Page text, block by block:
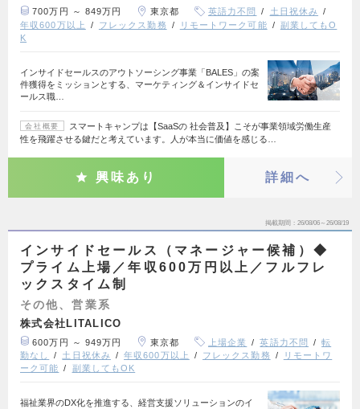
700万円 ～ 849万円 東京都 英語力不問
土日祝休み
年収600万以上
フレックス勤務 リモートワーク可能
副業してもO
K
インサイドセールスのアウトソーシング事業「BALES」の案
件獲得をミッションとする、マーケティング＆インサイドセ
ールス職…
会社概要
スマートキャンプは【SaaSの 社会普及】こそが事業領域労働生産
性を飛躍させる鍵だと考えています。人が本当に価値を感じる…
興味あり 詳細へ
掲載期間 26/08/06～26/08/19
インサイドセールス（マネージャー候補）◆
プライム上場／年収600万円以上／フルフレ
ックスタイム制
その他、営業系
株式会社LITALICO
600万円 ～ 949万円 東京都 上場企業 英語力不問
転
勤なし
土日祝休み 年収600万以上 フレックス勤務
リモートワ
ーク可能
副業してもOK
福祉業界のDX化を推進する、経営支援ソリューションのイ